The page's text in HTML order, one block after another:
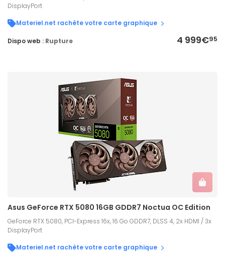
DisplayPort
Materiel.net rachète votre carte graphique
4 999€95
Dispo web : Rupture
Asus GeForce RTX 5080 16GB GDDR7 Noctua OC Edition
GeForce RTX 5080, PCI-Express 16x, 16 Go GDDR7, DLSS 4, 2x HDMI / 3x
DisplayPort
Materiel.net rachète votre carte graphique